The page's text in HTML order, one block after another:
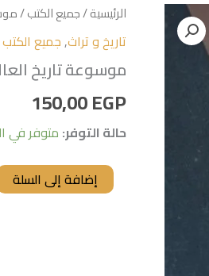
الرئيسية/جميع الكتب/
تاريخ و تراث,جميع الكتب
موسوعة تاريخ
150,00EGP
حالة التوفر: متوفر في
كمية
موسوعة
تاريخ
تاليف#وليم
الجزء
إضافة إلى السلة